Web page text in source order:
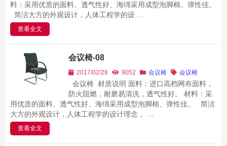
料：采用优质的面料、透气性好、海绵采用成型泡脚棉、弹性佳。
简洁大方的外观设计，人体工程学的设 …
查看全文
会议椅-08
2017/02/28 9052 会议椅 会议椅
会议椅 材质说明 面料：进口高档网布面料，
防火阻燃，耐磨易清洗，透气性好。 材料：采
用优质的面料、透气性好、海绵采用成型泡脚棉、弹性佳。 简洁
大方的外观设计，人体工程学的设计理念， …
查看全文